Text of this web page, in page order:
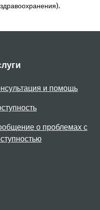
здравоохранения).
и помощь
о проблемах с